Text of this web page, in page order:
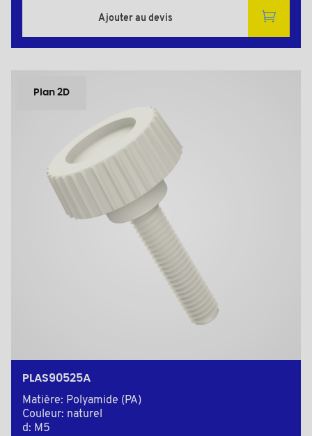
Ajouter au devis
Plan 2D
PLAS90525A
Matière: Polyamide (PA)
Couleur: naturel
d: M5